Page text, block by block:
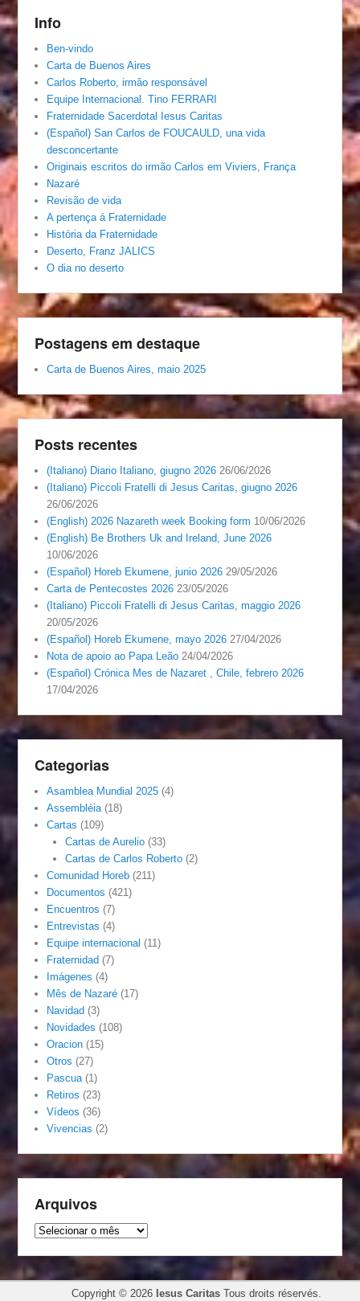
Info
Ben-vindo
Carta de Buenos Aires
Carlos Roberto, irmâo responsável
Equipe Internacional. Tino FERRARI
Fraternidade Sacerdotal Iesus Caritas
(Español) San Carlos de FOUCAULD, una vida
desconcertante
Originais escritos do irmão Carlos em Viviers, França
Nazaré
Revisão de vida
A pertença á Fraternidade
História da Fraternidade
Deserto, Franz JALICS
O dia no deserto
Postagens em destaque
Carta de Buenos Aires, maio 2025
Posts recentes
(Italiano) Diario Italiano, giugno 2026 26/06/2026
(Italiano) Piccoli Fratelli di Jesus Caritas, giugno 2026
26/06/2026
(English) 2026 Nazareth week Booking form 10/06/2026
(English) Be Brothers Uk and Ireland, June 2026
10/06/2026
(Español) Horeb Ekumene, junio 2026 29/05/2026
Carta de Pentecostes 2026 23/05/2026
(Italiano) Piccoli Fratelli di Jesus Caritas, maggio 2026
20/05/2026
(Español) Horeb Ekumene, mayo 2026 27/04/2026
Nota de apoio ao Papa Leão 24/04/2026
(Español) Crónica Mes de Nazaret , Chile, febrero 2026
17/04/2026
Categorias
Asamblea Mundial 2025 (4)
Assembléia(18)
Cartas (109)
Cartas de Aurelio(33)
Cartas de Carlos Roberto(2)
Comunidad Horeb (211)
Documentos (421)
Encuentros (7)
Entrevistas (4)
Equipe internacional (11)
Fraternidad (7)
Imágenes (4)
Mês de Nazaré (17)
Navidad (3)
Novidades (108)
Oracion (15)
Otros (27)
Pascua(1)
Retiros (23)
Vídeos (36)
Vivencias (2)
Arquivos
Arquivos
Copyright © 2026 Iesus CaritasTous droits réservés.